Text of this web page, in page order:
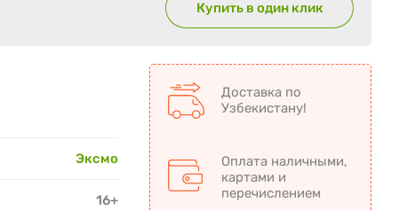
Купить в один клик
Эксмо
16+
Доставка по
Узбекистану!
Оплата наличными,
картами и
перечислением